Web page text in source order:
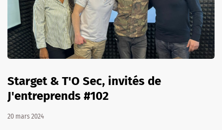
Starget & T'O Sec, invités de
J'entreprends #102
20 mars 2024